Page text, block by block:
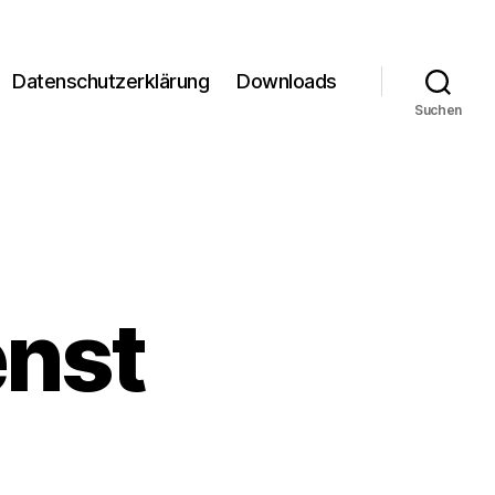
Datenschutzerklärung Downloads
Suchen